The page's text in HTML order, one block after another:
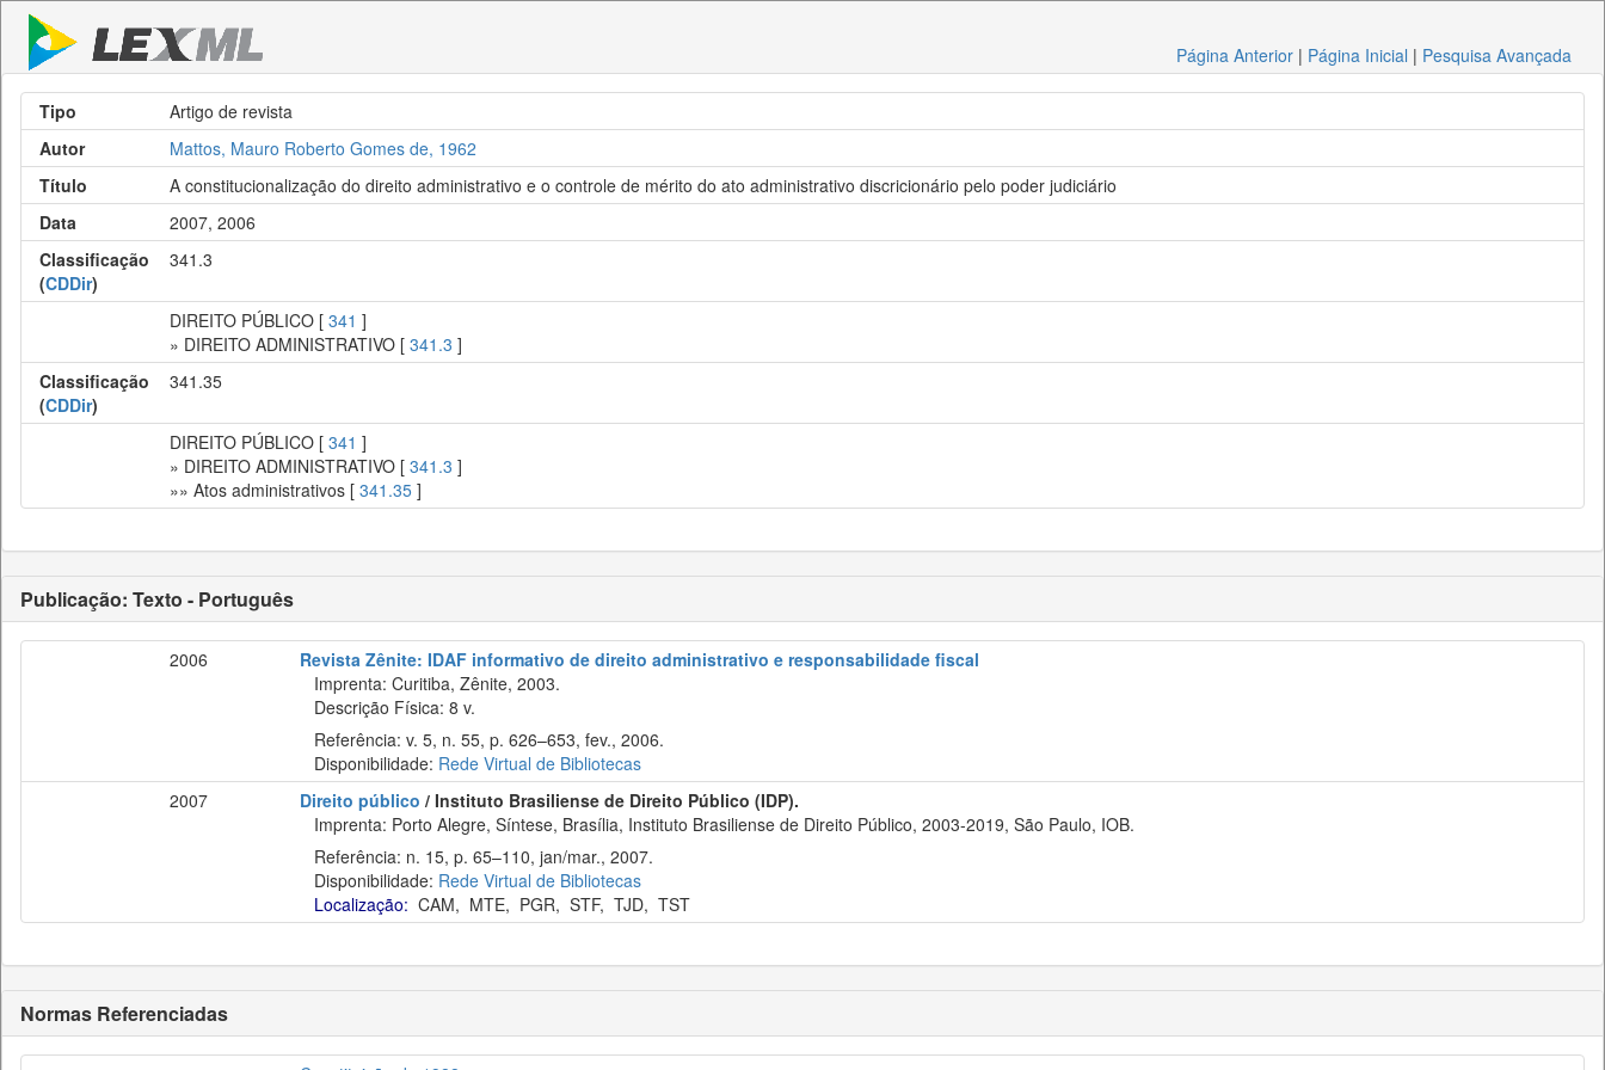
Página Anterior | Página Inicial | Pesquisa Avançada
Tipo
Artigo de revista
Autor
Mattos, Mauro Roberto Gomes de, 1962
Título
A constitucionalização do direito administrativo e o controle de mérito do ato administrativo discricionário pelo poder judiciário
Data
2007, 2006
Classificação
(CDDir)
341.3
DIREITO PÚBLICO [ 341 ]
» DIREITO ADMINISTRATIVO [ 341.3 ]
Classificação
(CDDir)
341.35
DIREITO PÚBLICO [ 341 ]
» DIREITO ADMINISTRATIVO [ 341.3 ]
»» Atos administrativos [ 341.35 ]
Publicação: Texto - Português
2006
Revista Zênite: IDAF informativo de direito administrativo e responsabilidade fiscal
Imprenta: Curitiba, Zênite, 2003.
Descrição Física: 8 v.
Referência: v. 5, n. 55, p. 626–653, fev., 2006.
Disponibilidade: Rede Virtual de Bibliotecas
2007
Direito público / Instituto Brasiliense de Direito Público (IDP).
Imprenta: Porto Alegre, Síntese, Brasília, Instituto Brasiliense de Direito Público, 2003-2019, São Paulo, IOB.
Referência: n. 15, p. 65–110, jan/mar., 2007.
Disponibilidade: Rede Virtual de Bibliotecas
Localização: CAM, MTE, PGR, STF, TJD, TST
Normas Referenciadas